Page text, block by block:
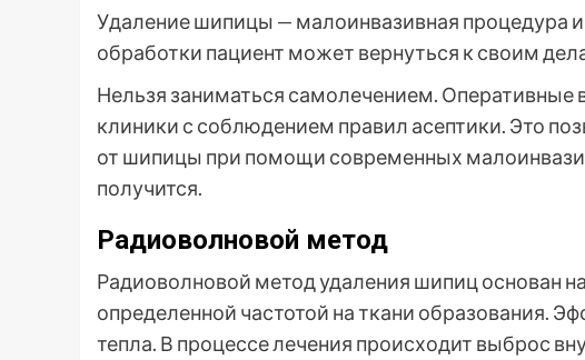
Удаление шипицы — малоинвазивная процедура
обработки пациент может вернуться к своим
Нельзя заниматься самолечением. Оперативные
клиники с соблюдением правил асептики. Это
от шипицы при помощи современных
получится.
Радиоволновой метод
Радиоволновой метод удаления шипиц основан
определенной частотой на ткани образования.
тепла. В процессе лечения происходит выброс